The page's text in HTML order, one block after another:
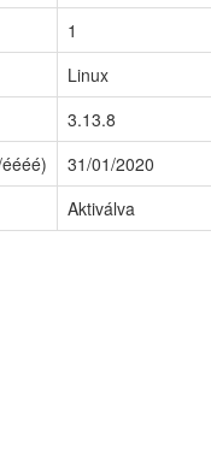
1
Linux
3.13.8
31/01/2020
Aktiválva